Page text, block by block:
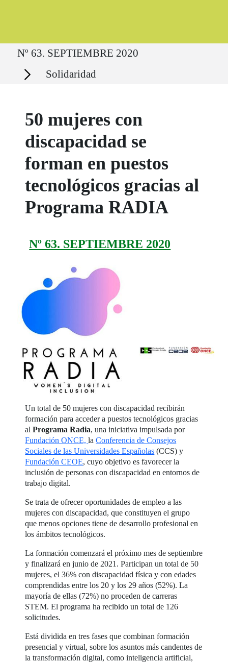
Ruta del sitio
Nº 63. SEPTIEMBRE 2020
Secciones Solidaridad
50 mujeres con
discapacidad se
forman en puestos
tecnológicos gracias al
Programa RADIA
Nº 63. SEPTIEMBRE 2020
Un total de 50 mujeres con discapacidad recibirán
formación para acceder a puestos tecnológicos gracias
alPrograma Radia, una iniciativa impulsada por
Fundación ONCE,laConferencia de Consejos
Sociales de las Universidades Españolas (CCS) y
Fundación CEOE, cuyo objetivo es favorecer la
inclusión de personas con discapacidad en entornos de
trabajo digital.
Se trata de ofrecer oportunidades de empleo a las
mujeres con discapacidad, que constituyen el grupo
que menos opciones tiene de desarrollo profesional en
los ámbitos tecnológicos.
La formación comenzará el próximo mes de septiembre
y finalizará en junio de 2021. Participan un total de 50
mujeres, el 36% con discapacidad física y con edades
comprendidas entre los 20 y los 29 años (52%). La
mayoría de ellas (72%) no proceden de carreras
STEM. El programa ha recibido un total de 126
solicitudes.
Está dividida en tres fases que combinan formación
presencial y virtual, sobre los asuntos más candentes de
la transformación digital, como inteligencia artificial,